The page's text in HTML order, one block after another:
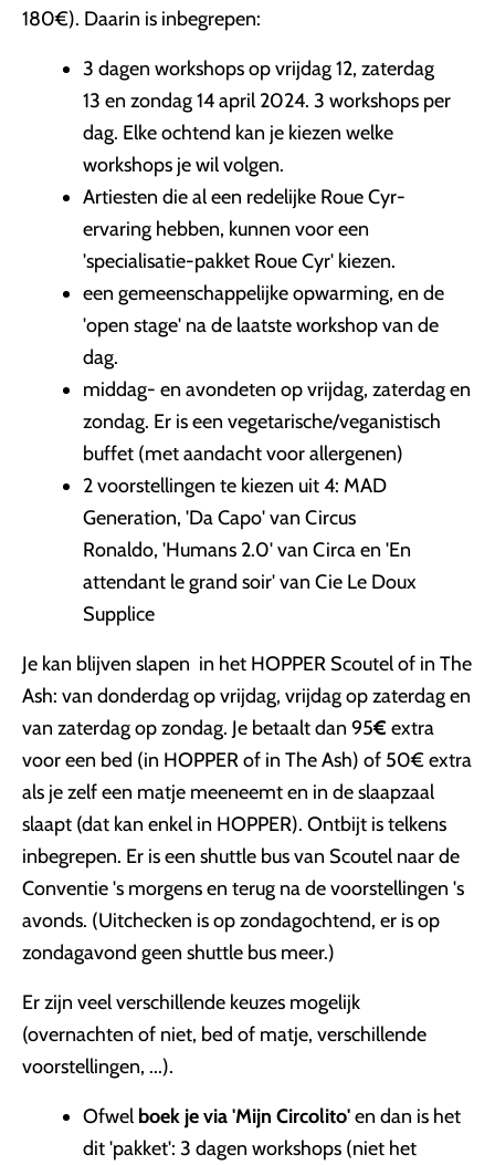
180€). Daarin is inbegrepen:
3 dagen workshops op vrijdag 12, zaterdag
13 en zondag 14 april 2024. 3 workshops per
dag. Elke ochtend kan je kiezen welke
workshops je wil volgen.
Artiesten die al een redelijke Roue Cyr-
ervaring hebben, kunnen voor een
'specialisatie-pakket Roue Cyr' kiezen.
een gemeenschappelijke opwarming, en de
'open stage' na de laatste workshop van de
dag.
middag- en avondeten op vrijdag, zaterdag en
zondag. Er is een vegetarische/veganistisch
buffet (met aandacht voor allergenen)
2 voorstellingen te kiezen uit 4: MAD
Generation, 'Da Capo' van Circus
Ronaldo, 'Humans 2.0' van Circa en 'En
attendant le grand soir' van Cie Le Doux
Supplice
Je kan blijven slapen in het HOPPER Scoutel of in The
Ash: van donderdag op vrijdag, vrijdag op zaterdag en
van zaterdag op zondag. Je betaalt dan 95€ extra
voor een bed (in HOPPER of in The Ash) of 50€ extra
als je zelf een matje meeneemt en in de slaapzaal
slaapt (dat kan enkel in HOPPER). Ontbijt is telkens
inbegrepen. Er is een shuttle bus van Scoutel naar de
Conventie 's morgens en terug na de voorstellingen 's
avonds. (Uitchecken is op zondagochtend, er is op
zondagavond geen shuttle bus meer.)
Er zijn veel verschillende keuzes mogelijk
(overnachten of niet, bed of matje, verschillende
voorstellingen, ...).
Ofwel boek je via 'Mijn Circolito'en dan is het
dit 'pakket': 3 dagen workshops (niet het